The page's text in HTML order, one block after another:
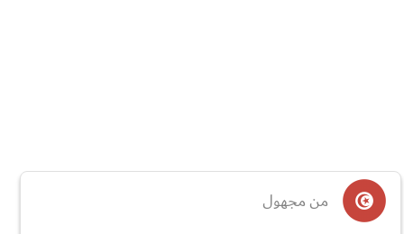
من مجهول